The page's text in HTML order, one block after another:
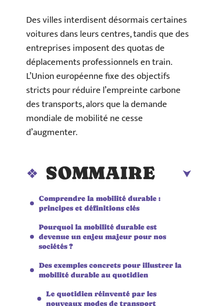
Des villes interdisent désormais certaines
voitures dans leurs centres, tandis que des
entreprises imposent des quotas de
déplacements professionnels en train.
L’Union européenne fixe des objectifs
stricts pour réduire l’empreinte carbone
des transports, alors que la demande
mondiale de mobilité ne cesse
d’augmenter.
SOMMAIRE
Comprendre la mobilité durable :
principes et définitions clés
Pourquoi la mobilité durable est
devenue un enjeu majeur pour nos
sociétés ?
Des exemples concrets pour illustrer la
mobilité durable au quotidien
Le quotidien réinventé par les
nouveaux modes de transport